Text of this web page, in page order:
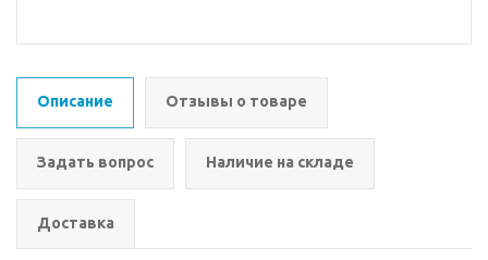
Описание Отзывы о товаре
Задать вопрос Наличие на складе
Доставка